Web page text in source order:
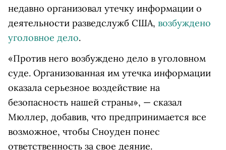
недавно организовал утечку информации о
деятельности разведслужб США, возбуждено
уголовное дело.
«Против него возбуждено дело в уголовном
суде. Организованная им утечка информации
оказала серьезное воздействие на
безопасность нашей страны», — сказал
Мюллер, добавив, что предпринимается все
возможное, чтобы Сноуден понес
ответственность за свое деяние.